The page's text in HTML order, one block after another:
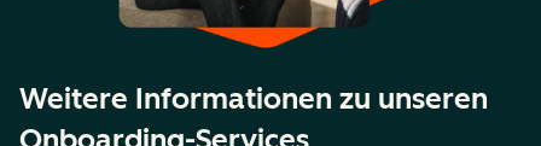
Zusammenführung von
neues Portal
2
Weitere Informationen zu unseren